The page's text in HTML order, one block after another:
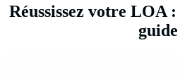
Réussissez votre LOA :
guide